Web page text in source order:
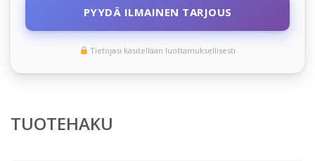
PYYDÄ ILMAINEN TARJOUS
Tietojasi käsitellään luottamuksellisesti
TUOTEHAKU